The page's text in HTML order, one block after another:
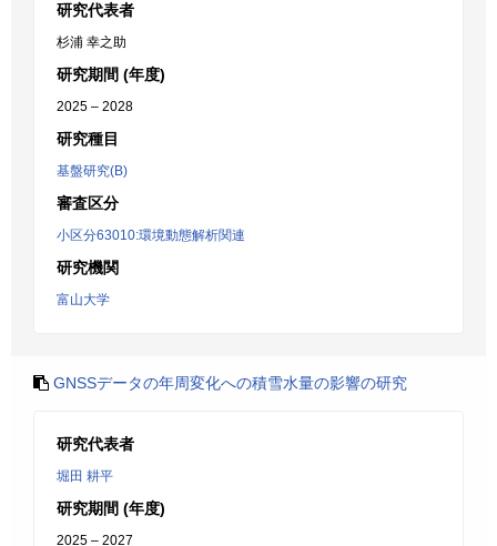
研究代表者
杉浦 幸之助
研究期間 (年度)
2025 – 2028
研究種目
基盤研究(B)
審査区分
小区分63010:環境動態解析関連
研究機関
富山大学
GNSSデータの年周変化への積雪水量の影響の研究
研究代表者
堀田 耕平
研究期間 (年度)
2025 – 2027